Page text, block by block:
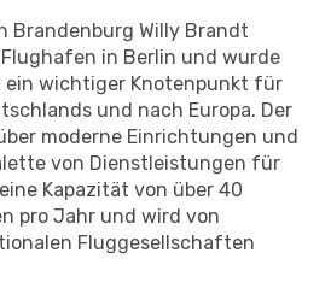
Brandenburg Willy Brandt
in Berlin und wurde
ein wichtiger Knotenpunkt für
und nach Europa. Der
moderne Einrichtungen und
von Dienstleistungen für
Kapazität von über 40
pro Jahr und wird von
Fluggesellschaften